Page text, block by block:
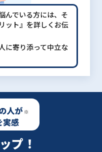
んでいる方には、 そ
ット』を詳しくお伝
に寄り添って中立な
プ！